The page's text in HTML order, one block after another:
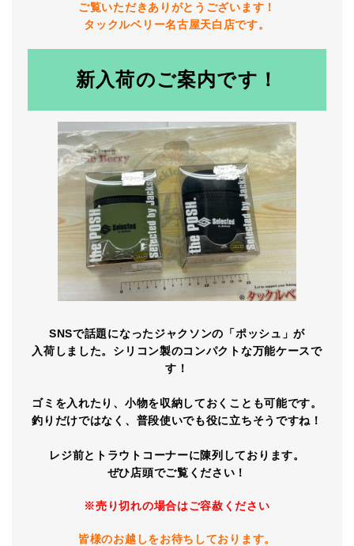
ご覧いただきありがとうございます！
タックルベリー名古屋天白店です。
新入荷のご案内です！
SNSで話題になったジャクソンの「ポッシュ」が
入荷しました。シリコン製のコンパクトな万能ケースで
す！
ゴミを入れたり、小物を収納しておくことも可能です。
釣りだけではなく、普段使いでも役に立ちそうですね！
レジ前とトラウトコーナーに陳列しております。
ぜひ店頭でご覧ください！
※売り切れの場合はご容赦ください
皆様のお越しをお待ちしております。